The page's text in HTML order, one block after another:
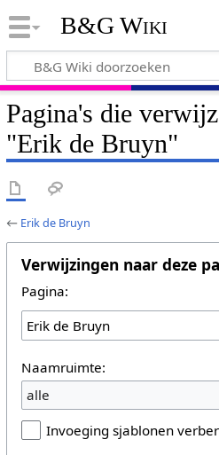
B&G Wiki
Pagina's die
"Erik de Bruyn"
← Erik de Bruyn
Verwijzingen naar deze
Pagina:
Naamruimte:
alle
Invoeging sjablonen